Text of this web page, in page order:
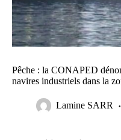
Pêche : la CONAPED
navires industriels dans la
Lamine SARR